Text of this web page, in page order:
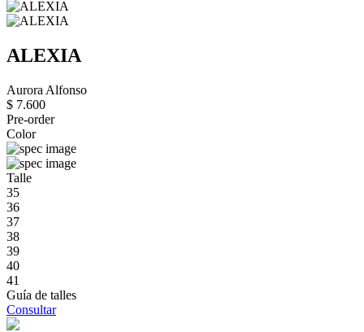
ALEXIA
Aurora Alfonso
$ 7.600
Pre-order
Color
Talle
35
36
37
38
39
40
41
Guía de talles
Consultar